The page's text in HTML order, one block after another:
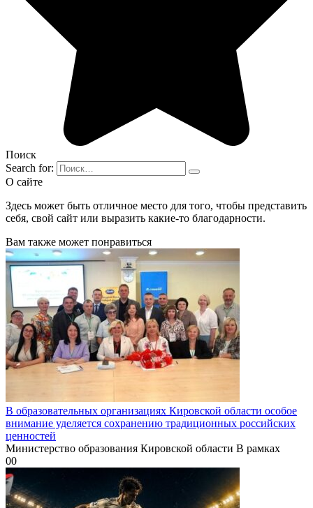
Поиск
Search for:
О сайте
Здесь может быть отличное место для того, чтобы представить
себя, свой сайт или выразить какие-то благодарности.
Вам также может понравиться
В образовательных организациях Кировской области особое
внимание уделяется сохранению традиционных российских
ценностей
Министерство образования Кировской области В рамках
00